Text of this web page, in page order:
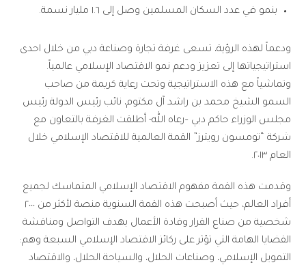
بنمو في عدد السكان المسلمين وصل إلى ١.٦ مليار نسمة.
ودعماً لهذه الرؤية، تسعى غرفة تجارة وصناعة دبي من خلال احدى
استراتيجياتها إلى تعزيز ودعم نمو الاقتصاد الإسلامي عالمياً.
وتماشياً مع هذه الاستراتيجية وتحت رعاية كريمة من صاحب
السمو الشيخ محمد بن راشد آل مكتوم، نائب رئيس الدولة رئيس
مجلس الوزراء حاكم دبي –رعاه الله- أطلقت الغرفة بالتعاون مع
شركة “تومسون رويترز” القمة العالمية للاقتصاد الإسلامي خلال
العام ٢٠١٣.
وقدمت هذه القمة مفهوم الاقتصاد الإسلامي المتماسك لجميع
أفراد العالم، حيث أصبحت هذه القمة السنوية منصة لأكثر من ٢٠٠٠
شخصية من صناع القرار وقادة الأعمال بهدف التواصل ومناقشة
القضايا الهامة التي تؤثر على ركائز الاقتصاد الإسلامي السبعة وهم:
التمويل الإسلامي، وصناعات الحلال، والسياحة الحلال، والاقتصاد